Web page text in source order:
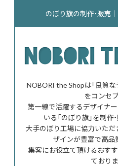
のぼり旗の制作・販売
NOBORI the Shopは「良質な
をコンセ
第一線で活躍するデザイナ
いる「のぼり旗」を制作
大手のぼり工場に協力いただ
ザインが豊富で高品
集客にお役立て頂けるおす
ておりま